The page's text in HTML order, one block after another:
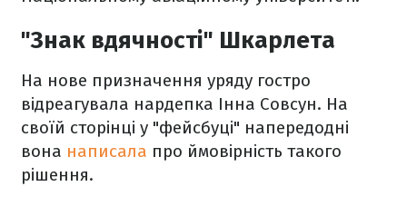
"Знак вдячності" Шкарлета
На нове призначення уряду гостро
відреагувала нардепка Інна Совсун. На
своїй сторінці у "фейсбуці" напередодні
вона написала про ймовірність такого
рішення.